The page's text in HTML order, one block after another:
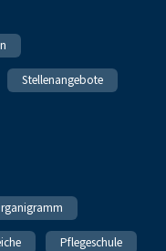
Stellenangebote
Pflegeschule